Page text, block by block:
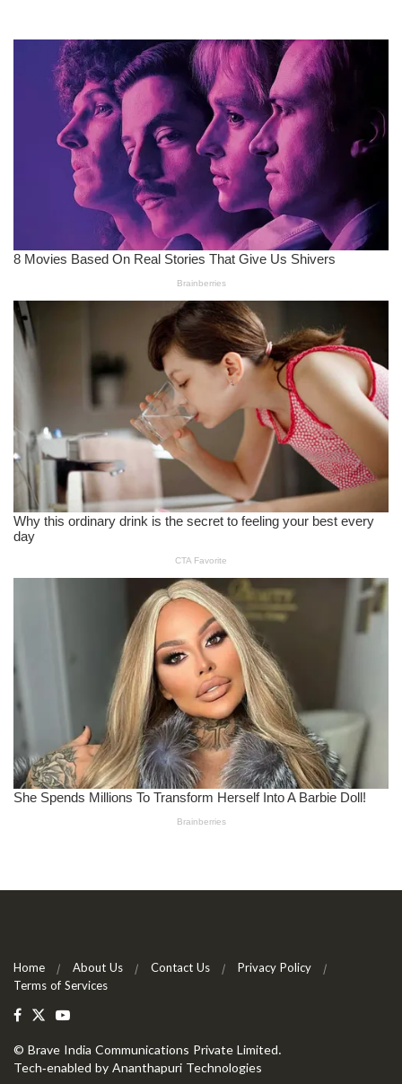
Home About Us Contact Us
Privacy Policy
Terms of Services
© Brave India Communications Private Limited.
Tech-enabled by Ananthapuri Technologies